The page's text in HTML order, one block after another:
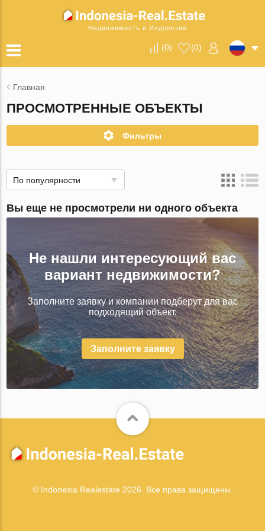
Недвижимость в Индонезии
(0) (0)
Главная
ПРОСМОТРЕННЫЕ ОБЪЕКТЫ
Фильтры
По популярности
Вы еще не просмотрели ни одного объекта
Не нашли интересующий вас
вариант недвижимости?
Заполните заявку и компании подберут для вас
подходящий объект.
Заполните заявку
© Indonesia Realestate 2026. Все права защищены.